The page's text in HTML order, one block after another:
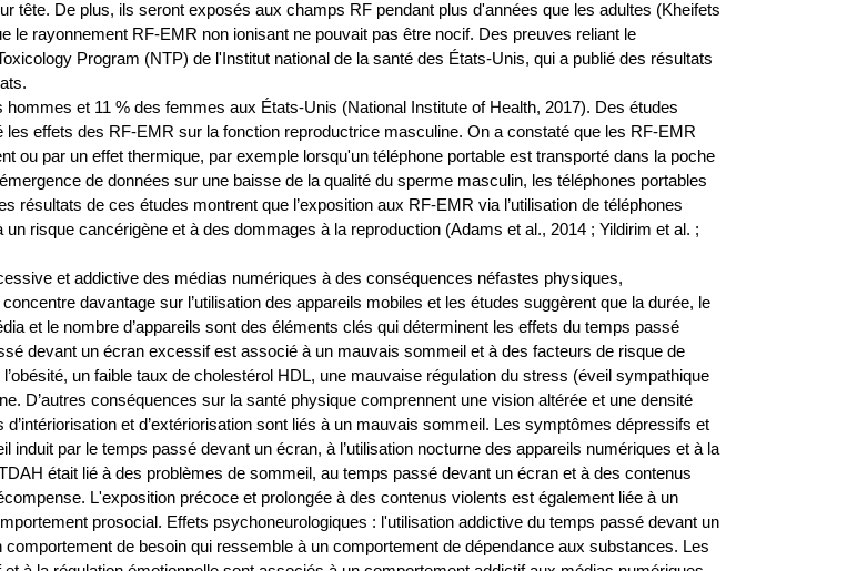
tête. De plus, ils seront exposés aux champs RF pendant plus d'années que les adultes (Kheifets
le rayonnement RF-EMR non ionisant ne pouvait pas être nocif. Des preuves reliant le
Program (NTP) de l'Institut national de la santé des États-Unis, qui a publié des résultats
et 11 % des femmes aux États-Unis (National Institute of Health, 2017). Des études
effets des RF-EMR sur la fonction reproductrice masculine. On a constaté que les RF-EMR
ou par un effet thermique, par exemple lorsqu'un téléphone portable est transporté dans la poche
de données sur une baisse de la qualité du sperme masculin, les téléphones portables
résultats de ces études montrent que l’exposition aux RF-EMR via l’utilisation de téléphones
risque cancérigène et à des dommages à la reproduction (Adams et al., 2014 ; Yildirim et al. ;
et addictive des médias numériques à des conséquences néfastes physiques,
davantage sur l’utilisation des appareils mobiles et les études suggèrent que la durée, le
et le nombre d’appareils sont des éléments clés qui déterminent les effets du temps passé
devant un écran excessif est associé à un mauvais sommeil et à des facteurs de risque de
un faible taux de cholestérol HDL, une mauvaise régulation du stress (éveil sympathique
D’autres conséquences sur la santé physique comprennent une vision altérée et une densité
et d’extériorisation sont liés à un mauvais sommeil. Les symptômes dépressifs et
par le temps passé devant un écran, à l’utilisation nocturne des appareils numériques et à la
était lié à des problèmes de sommeil, au temps passé devant un écran et à des contenus
L'exposition précoce et prolongée à des contenus violents est également liée à un
prosocial. Effets psychoneurologiques : l'utilisation addictive du temps passé devant un
de besoin qui ressemble à un comportement de dépendance aux substances. Les